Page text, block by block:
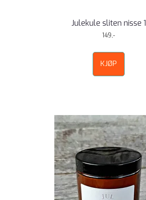
Julekule sliten nisse 1
149,-
KJØP